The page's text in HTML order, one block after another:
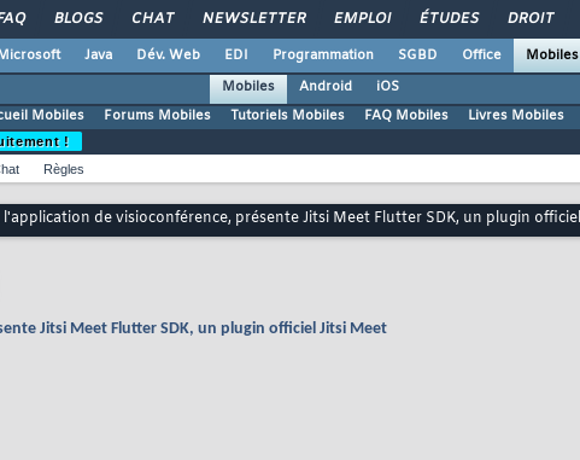
BLOGS CHAT NEWSLETTER EMPLOI ÉTUDES DROIT
Java Dév. Web EDI Programmation SGBD Office
Mobiles
Mobiles
Android
iOS
Mobiles
Forums Mobiles Tutoriels Mobiles FAQ Mobiles Livres Mobiles
!
Règles
l'application de visioconférence, présente Jitsi Meet Flutter SDK, un plugin
Jitsi Meet Flutter SDK, un plugin officiel Jitsi Meet